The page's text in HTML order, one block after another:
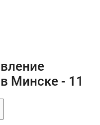
Минске - 11